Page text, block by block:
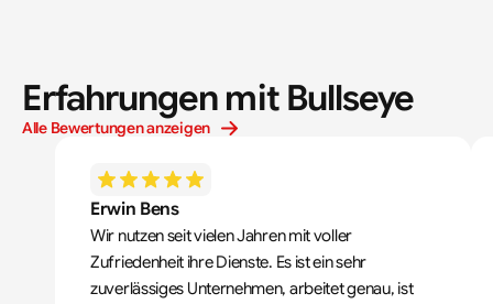
Erfahrungen mit Bullseye
Alle Bewertungen anzeigen
Erwin Bens
Wir nutzen seit vielen Jahren mit voller
Zufriedenheit ihre Dienste. Es ist ein sehr
zuverlässiges Unternehmen, arbeitet genau, ist